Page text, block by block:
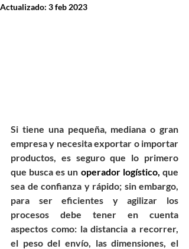
Actualizado: 3 feb 2023
Si tiene una pequeña, mediana o gran
empresa y necesita exportar o importar
productos, es seguro que lo primero
que busca es un operador logístico, que
sea de confianza y rápido; sin embargo,
para ser eficientes y agilizar los
procesos debe tener en cuenta
aspectos como: la distancia a recorrer,
el peso del envío, las dimensiones, el